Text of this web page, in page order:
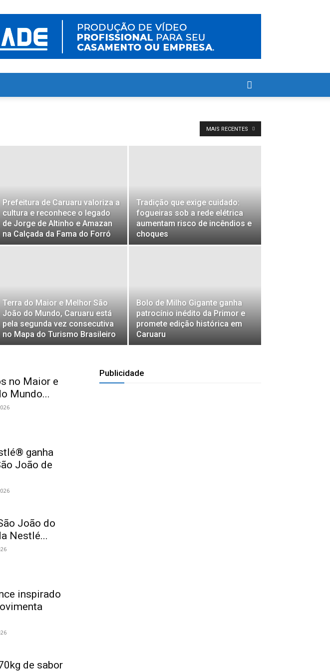
MAIS RECENTES
Prefeitura de Caruaru valoriza a
cultura e reconhece o legado
de Jorge de Altinho e Amazan
na Calçada da Fama do Forró
Tradição que exige cuidado:
fogueiras sob a rede elétrica
aumentam risco de incêndios e
choques
Terra do Maior e Melhor São
João do Mundo, Caruaru está
pela segunda vez consecutiva
no Mapa do Turismo Brasileiro
Bolo de Milho Gigante ganha
patrocínio inédito da Primor e
promete edição histórica em
Caruaru
no Maior e
Mundo...
ganha
João de
João do
Nestlé...
inspirado
de sabor
Publicidade